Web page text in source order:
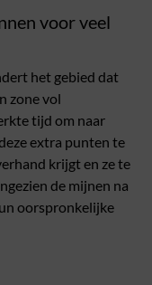
voor veel
het gebied dat
zone vol
tijd om naar
extra punten te
krijgt en ze te
de mijnen na
oorspronkelijke